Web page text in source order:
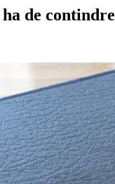
de contindre